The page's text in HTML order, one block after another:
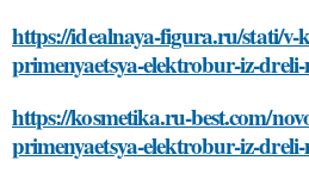
https://idealnaya-figura.ru/stati/
primenyaetsya-elektrobur-iz-
https://kosmetika.ru-best.com/
primenyaetsya-elektrobur-iz-